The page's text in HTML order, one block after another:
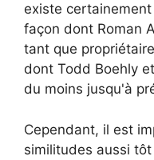
existe
façon dont Roman
tant que
dont Todd Boehly
du moins jusqu'à
Cependant, il est
similitudes aussi